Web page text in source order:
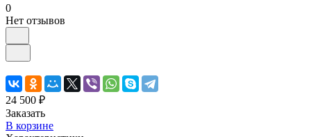
0
Нет отзывов
24 500 ₽
Заказать
В корзине